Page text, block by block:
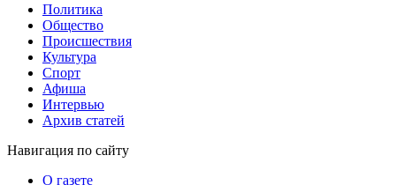
Политика
Общество
Проиcшествия
Культура
Спорт
Афиша
Интервью
Архив статей
Навигация по сайту
О газете